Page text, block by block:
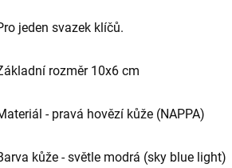
jeden svazek klíčů.
rozměr 10x6 cm
- pravá hovězí kůže (NAPPA)
kůže - světle modrá (sky blue light)